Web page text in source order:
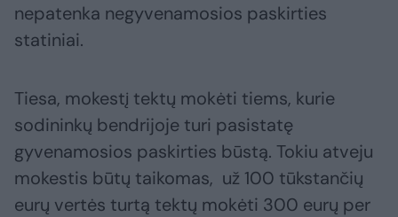
nepatenka negyvenamosios paskirties
statiniai.
Tiesa, mokestį tektų mokėti tiems, kurie
sodininkų bendrijoje turi pasistatę
gyvenamosios paskirties būstą. Tokiu atveju
mokestis būtų taikomas, už 100 tūkstančių
eurų vertės turtą tektų mokėti 300 eurų per